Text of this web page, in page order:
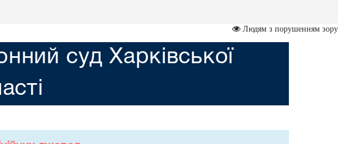
Людям з порушенням зору
суд Харківської